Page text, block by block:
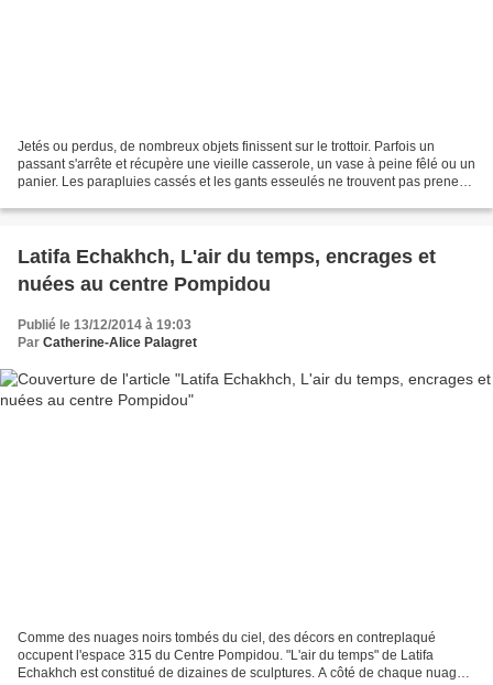
Jetés ou perdus, de nombreux objets finissent sur le trottoir. Parfois un
passant s'arrête et récupère une vieille casserole, un vase à peine fêlé ou un
panier. Les parapluies cassés et les gants esseulés ne trouvent pas preneur.
Latifa Echakhch, L'air du temps, encrages et
nuées au centre Pompidou
Publié le 13/12/2014 à 19:03
Par Catherine-Alice Palagret
Comme des nuages noirs tombés du ciel, des décors en contreplaqué
occupent l'espace 315 du Centre Pompidou. "L'air du temps" de Latifa
Echakhch est constitué de dizaines de sculptures. A côté de chaque nuage